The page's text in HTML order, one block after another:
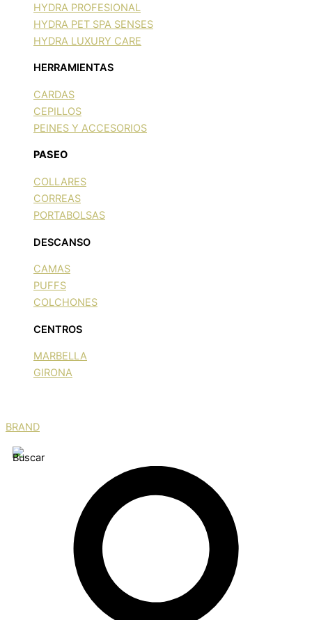
HYDRA PROFESIONAL
HYDRA PET SPA SENSES
HYDRA LUXURY CARE
HERRAMIENTAS
CARDAS
CEPILLOS
PEINES Y ACCESORIOS
PASEO
COLLARES
CORREAS
PORTABOLSAS
DESCANSO
CAMAS
PUFFS
COLCHONES
CENTROS
MARBELLA
GIRONA
BRAND